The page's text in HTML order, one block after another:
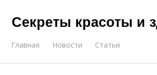
Секреты красоты и
Главная Новости Статьи